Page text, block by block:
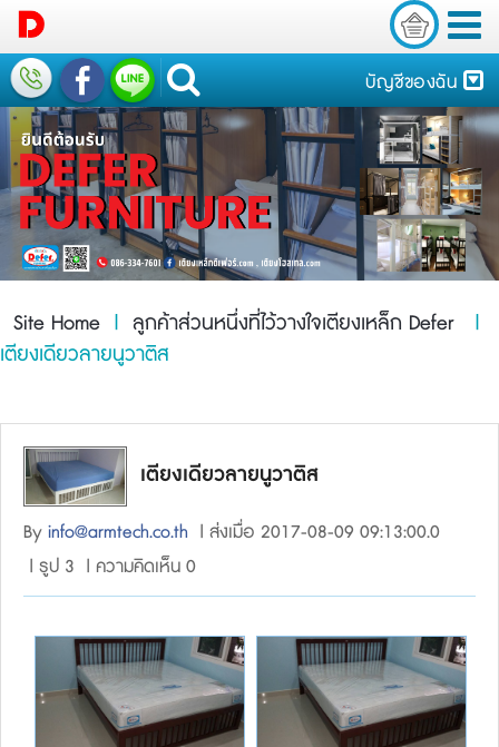
บัญชีของฉัน
Site Home | ลูกค้าส่วนหนึ่งที่ไว้วางใจเตียงเหล็ก Defer |
เตียงเดียวลายนูวาติส
เตียงเดียวลายนูวาติส
By info@armtech.co.th | ส่งเมื่อ 2017-08-09 09:13:00.0
| รูป 3 | ความคิดเห็น 0